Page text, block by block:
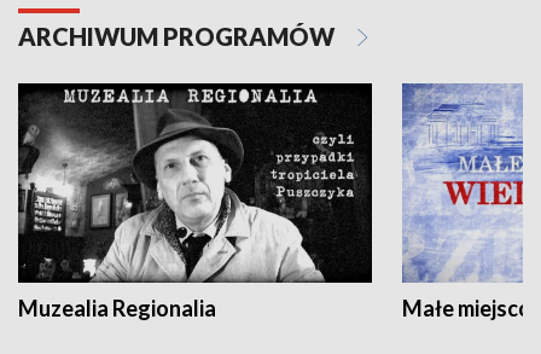
ARCHIWUM PROGRAMÓW
Muzealia Regionalia Małe